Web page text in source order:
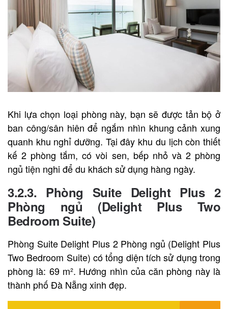
Khi lựa chọn loại phòng này, bạn sẽ được tản bộ ở
ban công/sân hiên để ngắm nhìn khung cảnh xung
quanh khu nghỉ dưỡng. Tại đây khu du lịch còn thiết
kế 2 phòng tắm, có vòi sen, bếp nhỏ và 2 phòng
ngủ tiện nghi để du khách sử dụng hàng ngày.
3.2.3. Phòng Suite Delight Plus 2
Phòng ngủ (Delight Plus Two
Bedroom Suite)
Phòng Suite Delight Plus 2 Phòng ngủ (Delight Plus
Two Bedroom Suite) có tổng diện tích sử dụng trong
phòng là: 69 m². Hướng nhìn của căn phòng này là
thành phố Đà Nẵng xinh đẹp.